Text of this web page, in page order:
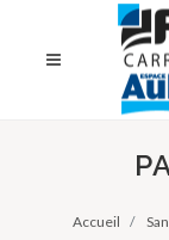
Accueil